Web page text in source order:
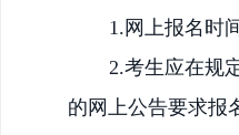
1.网上报名时
2.考生应在规
的网上公告要求报